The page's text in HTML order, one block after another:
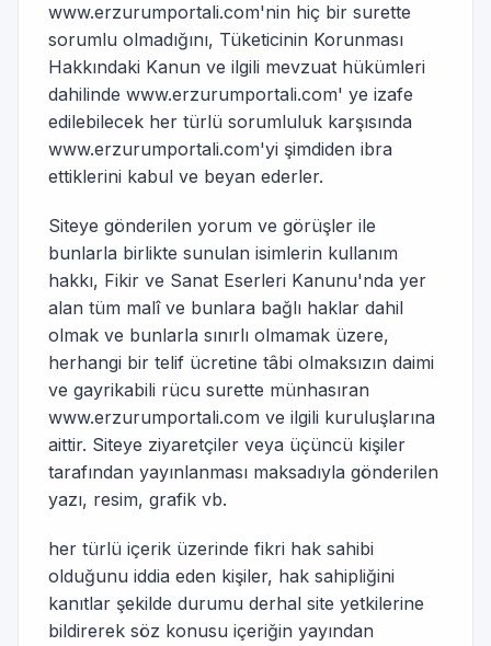
www.erzurumportali.com'nin hiç bir surette
sorumlu olmadığını, Tüketicinin Korunması
Hakkındaki Kanun ve ilgili mevzuat hükümleri
dahilinde www.erzurumportali.com' ye izafe
edilebilecek her türlü sorumluluk karşısında
www.erzurumportali.com'yi şimdiden ibra
ettiklerini kabul ve beyan ederler.
Siteye gönderilen yorum ve görüşler ile
bunlarla birlikte sunulan isimlerin kullanım
hakkı, Fikir ve Sanat Eserleri Kanunu'nda yer
alan tüm malî ve bunlara bağlı haklar dahil
olmak ve bunlarla sınırlı olmamak üzere,
herhangi bir telif ücretine tâbi olmaksızın daimi
ve gayrikabili rücu surette münhasıran
www.erzurumportali.com ve ilgili kuruluşlarına
aittir. Siteye ziyaretçiler veya üçüncü kişiler
tarafından yayınlanması maksadıyla gönderilen
yazı, resim, grafik vb.
her türlü içerik üzerinde fikri hak sahibi
olduğunu iddia eden kişiler, hak sahipliğini
kanıtlar şekilde durumu derhal site yetkilerine
bildirerek söz konusu içeriğin yayından